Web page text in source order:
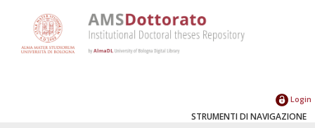
Login
STRUMENTI DI NAVIGAZIONE